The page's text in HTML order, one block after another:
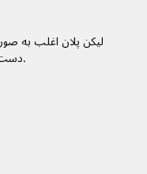
دست شما ظاهر می‌شود.